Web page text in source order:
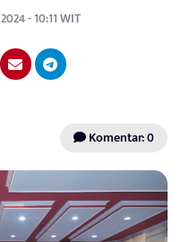
- 10:11 WIT
Komentar: 0